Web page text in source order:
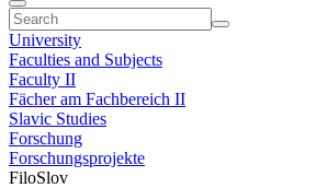
University
Faculties and Subjects
Faculty II
Fächer am Fachbereich II
Slavic Studies
Forschung
Forschungsprojekte
FiloSlov